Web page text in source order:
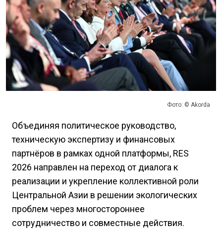
Фото: © Akorda
Объединяя политическое руководство,
техническую экспертизу и финансовых
партнёров в рамках одной платформы, RES
2026 направлен на переход от диалога к
реализации и укрепление коллективной роли
Центральной Азии в решении экологических
проблем через многостороннее
сотрудничество и совместные действия.